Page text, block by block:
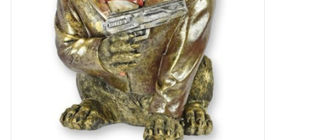
Bezoek ons
Aanbiedingen